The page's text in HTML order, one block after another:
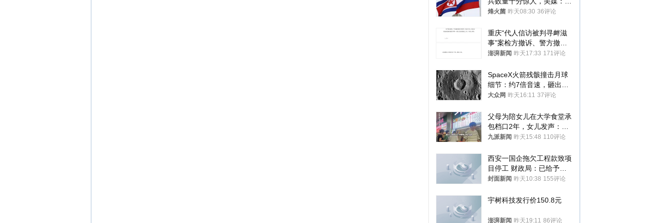
朝要动真格？
烽火菌 昨天08:30 36评论
重庆“代人信访被判寻衅滋
事”案检方撤诉、警方撤
案，两被告人获国赔
澎湃新闻 昨天17:33 171评论
SpaceX火箭残骸撞击月球
细节：约7倍音速，砸出直
径约30米撞击坑
大众网 昨天16:11 37评论
父母为陪女儿在大学食堂承
包档口2年，女儿发声：初
衷是为了陪伴，毕业后将不
九派新闻 昨天15:48 110评论
西安一国企拖欠工程款致项
目停工 财政局：已给予处
分，正督促整改
封面新闻 昨天10:38 155评论
宇树科技发行价150.8元
澎湃新闻 昨天19:11 86评论